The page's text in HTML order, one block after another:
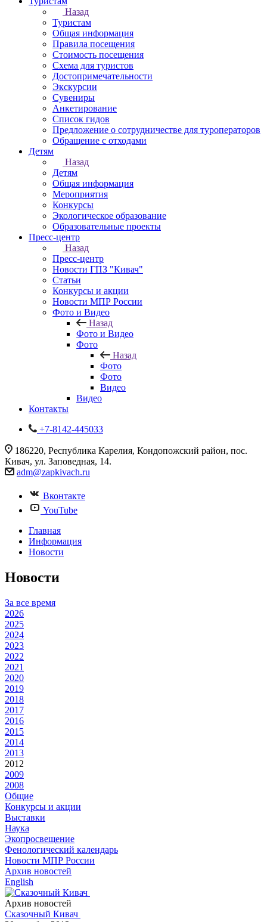
Назад
Туристам
Общая информация
Правила посещения
Стоимость посещения
Схема для туристов
Достопримечательности
Экскурсии
Сувениры
Анкетирование
Список гидов
Предложение о сотрудничестве для туроператоров
Обращение с отходами
Детям
Назад
Детям
Общая информация
Мероприятия
Конкурсы
Экологическое образование
Образовательные проекты
Пресс-центр
Назад
Пресс-центр
Новости ГПЗ "Кивач"
Статьи
Конкурсы и акции
Новости МПР России
Фото и Видео
Назад
Фото и Видео
Фото
Назад
Фото
Фото
Видео
Видео
Контакты
+7-8142-445033
186220, Республика Карелия, Кондопожский район, пос.
Кивач, ул. Заповедная, 14.
adm@zapkivach.ru
Вконтакте
YouTube
Главная
Информация
Новости
Новости
За все время
2026
2025
2024
2023
2022
2021
2020
2019
2018
2017
2016
2015
2014
2013
2012
2009
2008
Общие
Конкурсы и акции
Выставки
Наука
Экопросвещение
Фенологический календарь
Новости МПР России
Архив новостей
English
Архив новостей
Сказочный Кивач